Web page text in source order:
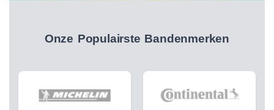
Onze Populairste Bandenmerken